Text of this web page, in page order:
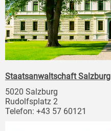
Staatsanwaltschaft Salzburg
5020 Salzburg
Rudolfsplatz 2
Telefon: +43 57 60121